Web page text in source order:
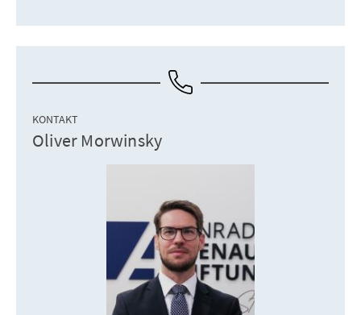
KONTAKT
Oliver Morwinsky